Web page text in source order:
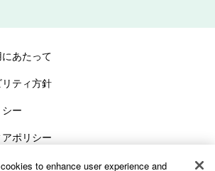
あたって
ティ方針
ー
ポリシー
to enhance user experience and